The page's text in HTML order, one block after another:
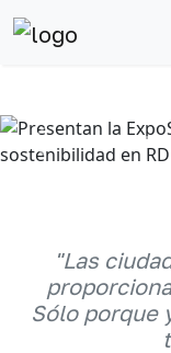
Anterior
"Las
Sólo porque